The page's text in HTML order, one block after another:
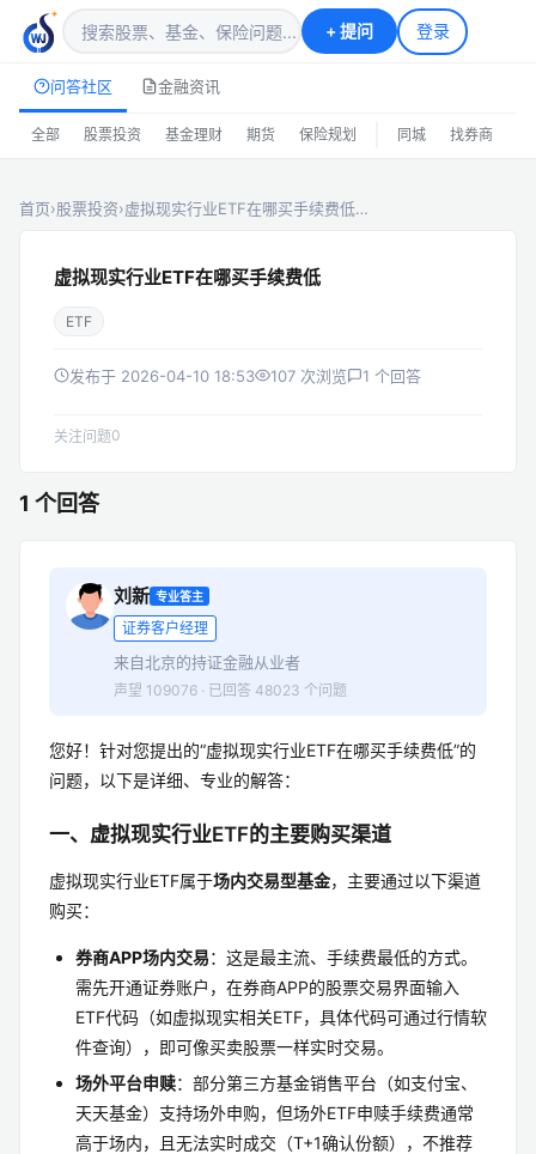
+提问 登录
问答社区 金融资讯
全部 股票投资 基金理财 期货 保险规划 同城 找券商
首页›股票投资›虚拟现实行业ETF在哪买手续费低…
虚拟现实行业ETF在哪买手续费低
ETF
发布于 2026-04-10 18:53 107 次浏览 1 个回答
关注问题0
1 个回答
刘新 专业答主
证券客户经理
来自北京的持证金融从业者
声望 109076 · 已回答 48023 个问题
您好！针对您提出的“虚拟现实行业ETF在哪买手续费低”的
问题，以下是详细、专业的解答：
一、虚拟现实行业ETF的主要购买渠道
虚拟现实行业ETF属于场内交易型基金，主要通过以下渠道
购买：
券商APP场内交易：这是最主流、手续费最低的方式。
需先开通证券账户，在券商APP的股票交易界面输入
ETF代码（如虚拟现实相关ETF，具体代码可通过行情软
件查询），即可像买卖股票一样实时交易。
场外平台申赎：部分第三方基金销售平台（如支付宝、
天天基金）支持场外申购，但场外ETF申赎手续费通常
高于场内，且无法实时成交（T+1确认份额），不推荐